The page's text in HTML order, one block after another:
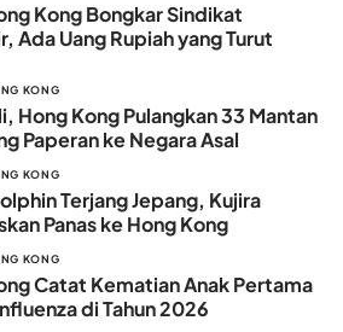
Kong Bongkar Sindikat
Ada Uang Rupiah yang Turut
KONG
Hong Kong Pulangkan 33 Mantan
Paperan ke Negara Asal
KONG
Terjang Jepang, Kujira
Panas ke Hong Kong
KONG
Catat Kematian Anak Pertama
di Tahun 2026